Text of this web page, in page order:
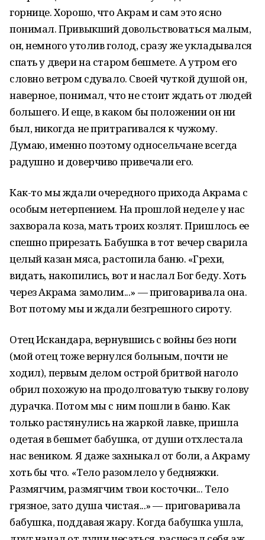
горнице. Хорошо, что Акрам и сам это ясно
понимал. Привыкший довольствоваться малым,
он, немного утолив голод, сразу же укладывался
спать у двери на старом бешмете. А утром его
словно ветром сдувало. Своей чуткой душой он,
наверное, понимал, что не стоит ждать от людей
большего. И еще, в каком бы положении он ни
был, никогда не притрагивался к чужому.
Думаю, именно поэтому односельчане всегда
радушно и доверчиво привечали его.
Как-то мы ждали очередного прихода Акрама с
особым нетерпением. На прошлой неделе у нас
захворала коза, мать троих козлят. Пришлось ее
спешно прирезать. Бабушка в тот вечер сварила
целый казан мяса, растопила баню. «Грехи,
видать, накопились, вот и наслал Бог беду. Хоть
через Акрама замолим...» — приговаривала она.
Вот потому мы и ждали безгрешного сироту.
Отец Искандара, вернувшись с войны без ноги
(мой отец тоже вернулся больным, почти не
ходил), первым делом острой бритвой наголо
обрил похожую на продолговатую тыкву голову
дурачка. Потом мы с ним пошли в баню. Как
только растянулись на жаркой лавке, пришла
одетая в бешмет бабушка, от души отхлестала
нас веником. Я даже захныкал от боли, а Акраму
хоть бы что. «Тело разомлело у бедняжки.
Размягчим, размягчим твои косточки... Тело
грязное, зато душа чистая...» — приговаривала
бабушка, поддавая жару. Когда бабушка ушла,